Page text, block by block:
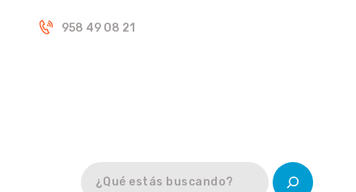
958 49 08 21
Inicio